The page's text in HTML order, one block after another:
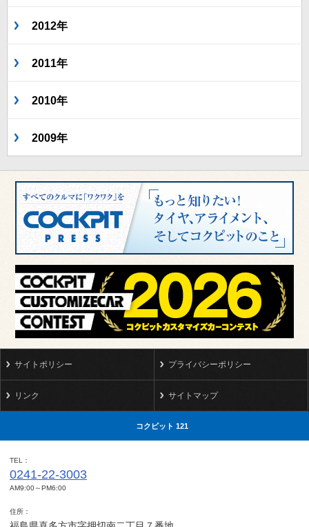
2012年
2011年
2010年
2009年
サイトポリシー プライバシーポリシー
リンク サイトマップ
コクピット 121
TEL
0241-22-3003
AM9:00～PM6:00
住所